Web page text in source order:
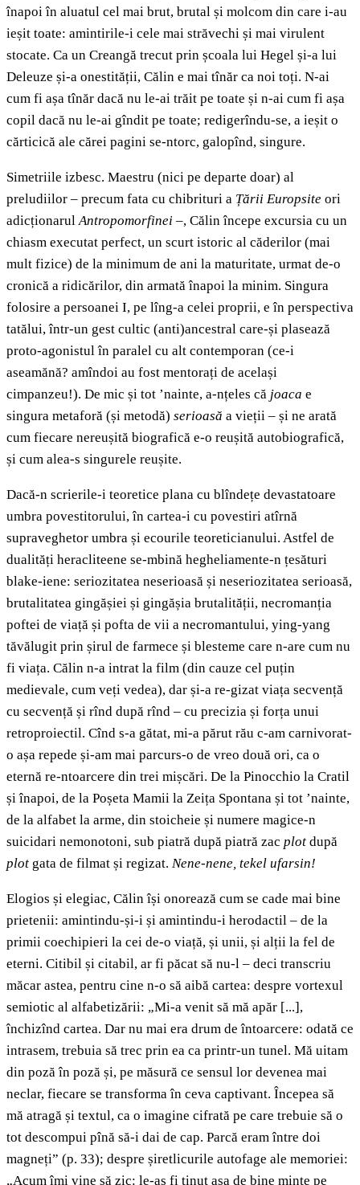
înapoi în aluatul cel mai brut, brutal și molcom din care i-au
ieșit toate: amintirile-i cele mai străvechi și mai virulent
stocate. Ca un Creangă trecut prin școala lui Hegel și-a lui
Deleuze și-a onestității, Călin e mai tînăr ca noi toți. N-ai
cum fi așa tînăr dacă nu le-ai trăit pe toate și n-ai cum fi așa
copil dacă nu le-ai gîndit pe toate; redigerîndu-se, a ieșit o
cărticică ale cărei pagini se-ntorc, galopînd, singure.
Simetriile izbesc. Maestru (nici pe departe doar) al
preludiilor – precum fata cu chibrituri a Țării Europsite ori
adicționarulAntropomorfinei –, Călin începe excursia cu un
chiasm executat perfect, un scurt istoric al căderilor (mai
mult fizice) de la minimum de ani la maturitate, urmat de-o
cronică a ridicărilor, din armată înapoi la minim. Singura
folosire a persoanei I, pe lîng-a celei proprii, e în perspectiva
tatălui, într-un gest cultic (anti)ancestral care-și plasează
proto-agonistul în paralel cu alt contemporan (ce-i
aseamănă? amîndoi au fost mentorați de același
cimpanzeu!). De mic și tot ’nainte, a-nțeles că joaca e
singura metaforă (și metodă) serioasă a vieții – și ne arată
cum fiecare nereușită biografică e-o reușită autobiografică,
și cum alea-s singurele reușite.
Dacă-n scrierile-i teoretice plana cu blîndețe devastatoare
umbra povestitorului, în cartea-i cu povestiri atîrnă
supraveghetor umbra și ecourile teoreticianului. Astfel de
dualități heracliteene se-mbină hegheliamente-n țesături
blake-iene: seriozitatea neserioasă și neseriozitatea serioasă,
brutalitatea gingășiei și gingășia brutalității, necromanția
poftei de viață și pofta de vii a necromantului, ying-yang
tăvălugit prin șirul de farmece și blesteme care n-are cum nu
fi viața. Călin n-a intrat la film (din cauze cel puțin
medievale, cum veți vedea), dar și-a re-gizat viața secvență
cu secvență și rînd după rînd – cu precizia și forța unui
retroproiectil. Cînd s-a gătat, mi-a părut rău c-am carnivorat-
o așa repede și-am mai parcurs-o de vreo două ori, ca o
eternă re-ntoarcere din trei mișcări. De la Pinocchio la Cratil
și înapoi, de la Poșeta Mamii la Zeița Spontana și tot ’nainte,
de la alfabet la arme, din stoicheie și numere magice-n
suicidari nemonotoni, sub piatră după piatră zac plot după
plot gata de filmat și regizat. Nene-nene, tekel ufarsin!
Elogios și elegiac, Călin își onorează cum se cade mai bine
prietenii: amintindu-și-i și amintindu-i herodactil – de la
primii coechipieri la cei de-o viață, și unii, și alții la fel de
eterni. Citibil și citabil, ar fi păcat să nu-l – deci transcriu
măcar astea, pentru cine n-o să aibă cartea: despre vortexul
semiotic al alfabetizării: „Mi-a venit să mă apăr [...],
închizînd cartea. Dar nu mai era drum de întoarcere: odată ce
intrasem, trebuia să trec prin ea ca printr-un tunel. Mă uitam
din poză în poză și, pe măsură ce sensul lor devenea mai
neclar, fiecare se transforma în ceva captivant. Începea să
mă atragă și textul, ca o imagine cifrată pe care trebuie să o
tot descompui pînă să-i dai de cap. Parcă eram între doi
magneți” (p. 33); despre șiretlicurile autofage ale memoriei:
„Acum îmi vine să zic: le-aș fi ținut așa de bine minte pe